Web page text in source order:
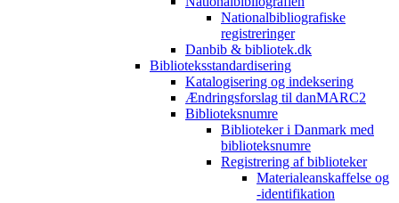
Nationalbibliografiske
registreringer
Danbib & bibliotek.dk
Biblioteksstandardisering
Katalogisering og indeksering
Ændringsforslag til danMARC2
Biblioteksnumre
Biblioteker i Danmark med
biblioteksnumre
Registrering af biblioteker
Materialeanskaffelse og
-identifikation